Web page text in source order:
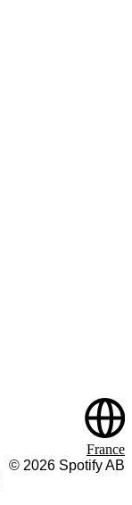
© 2026 Spotify AB
France